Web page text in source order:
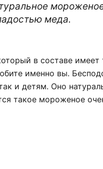
меда.
в составе имеет
именно вы.
и детям. Оно
такое мороженое